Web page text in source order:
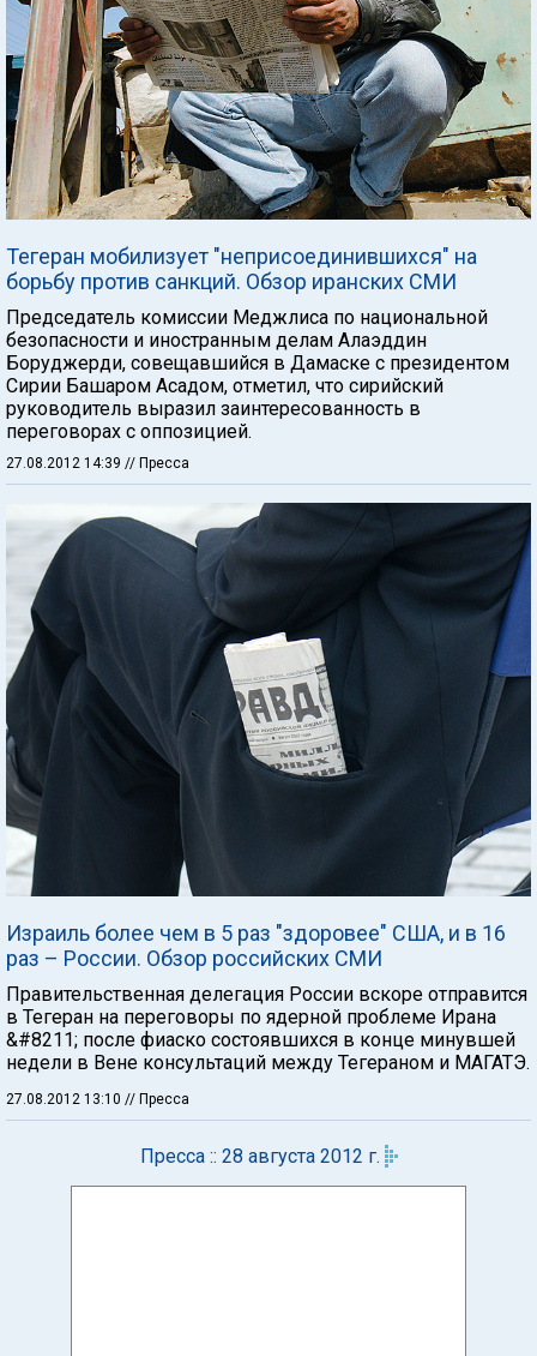
Тегеран мобилизует "неприсоединившихся" на
борьбу против санкций. Обзор иранских СМИ
Председатель комиссии Меджлиса по национальной
безопасности и иностранным делам Алаэддин
Боруджерди, совещавшийся в Дамаске с президентом
Сирии Башаром Асадом, отметил, что сирийский
руководитель выразил заинтересованность в
переговорах с оппозицией.
27.08.2012 14:39 // Пресса
Израиль более чем в 5 раз "здоровее" США, и в 16
раз – России. Обзор российских СМИ
Правительственная делегация России вскоре отправится
в Тегеран на переговоры по ядерной проблеме Ирана
&#8211; после фиаско состоявшихся в конце минувшей
недели в Вене консультаций между Тегераном и МАГАТЭ.
27.08.2012 13:10 // Пресса
Пресса :: 28 августа 2012 г.